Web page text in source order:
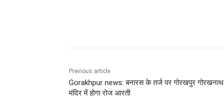
Previous article
Gorakhpur news: बनारस के तर्ज पर गोरखपुर गोरखनाथ
मंदिर में होगा रोज आरती